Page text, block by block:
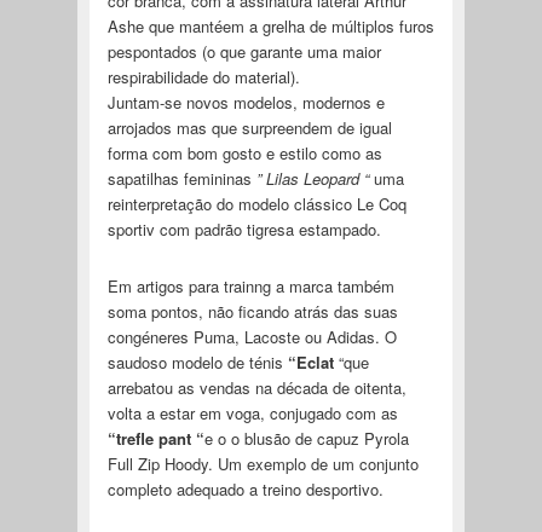
Ashe que mantéem a grelha de múltiplos furos
pespontados (o que garante uma maior
respirabilidade do material).
Juntam-se novos modelos, modernos e
arrojados mas que surpreendem de igual
forma com bom gosto e estilo como as
sapatilhas femininas ” Lilas Leopard “uma
reinterpretação do modelo clássico Le Coq
sportiv com padrão tigresa estampado.
Em artigos para trainng a marca também
soma pontos, não ficando atrás das suas
congéneres Puma, Lacoste ou Adidas. O
saudoso modelo de ténis “Eclat“que
arrebatou as vendas na década de oitenta,
volta a estar em voga, conjugado com as
“trefle pant “e o o blusão de capuz Pyrola
Full Zip Hoody. Um exemplo de um conjunto
completo adequado a treino desportivo.